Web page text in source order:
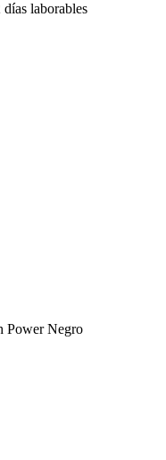
laborables
Power Negro